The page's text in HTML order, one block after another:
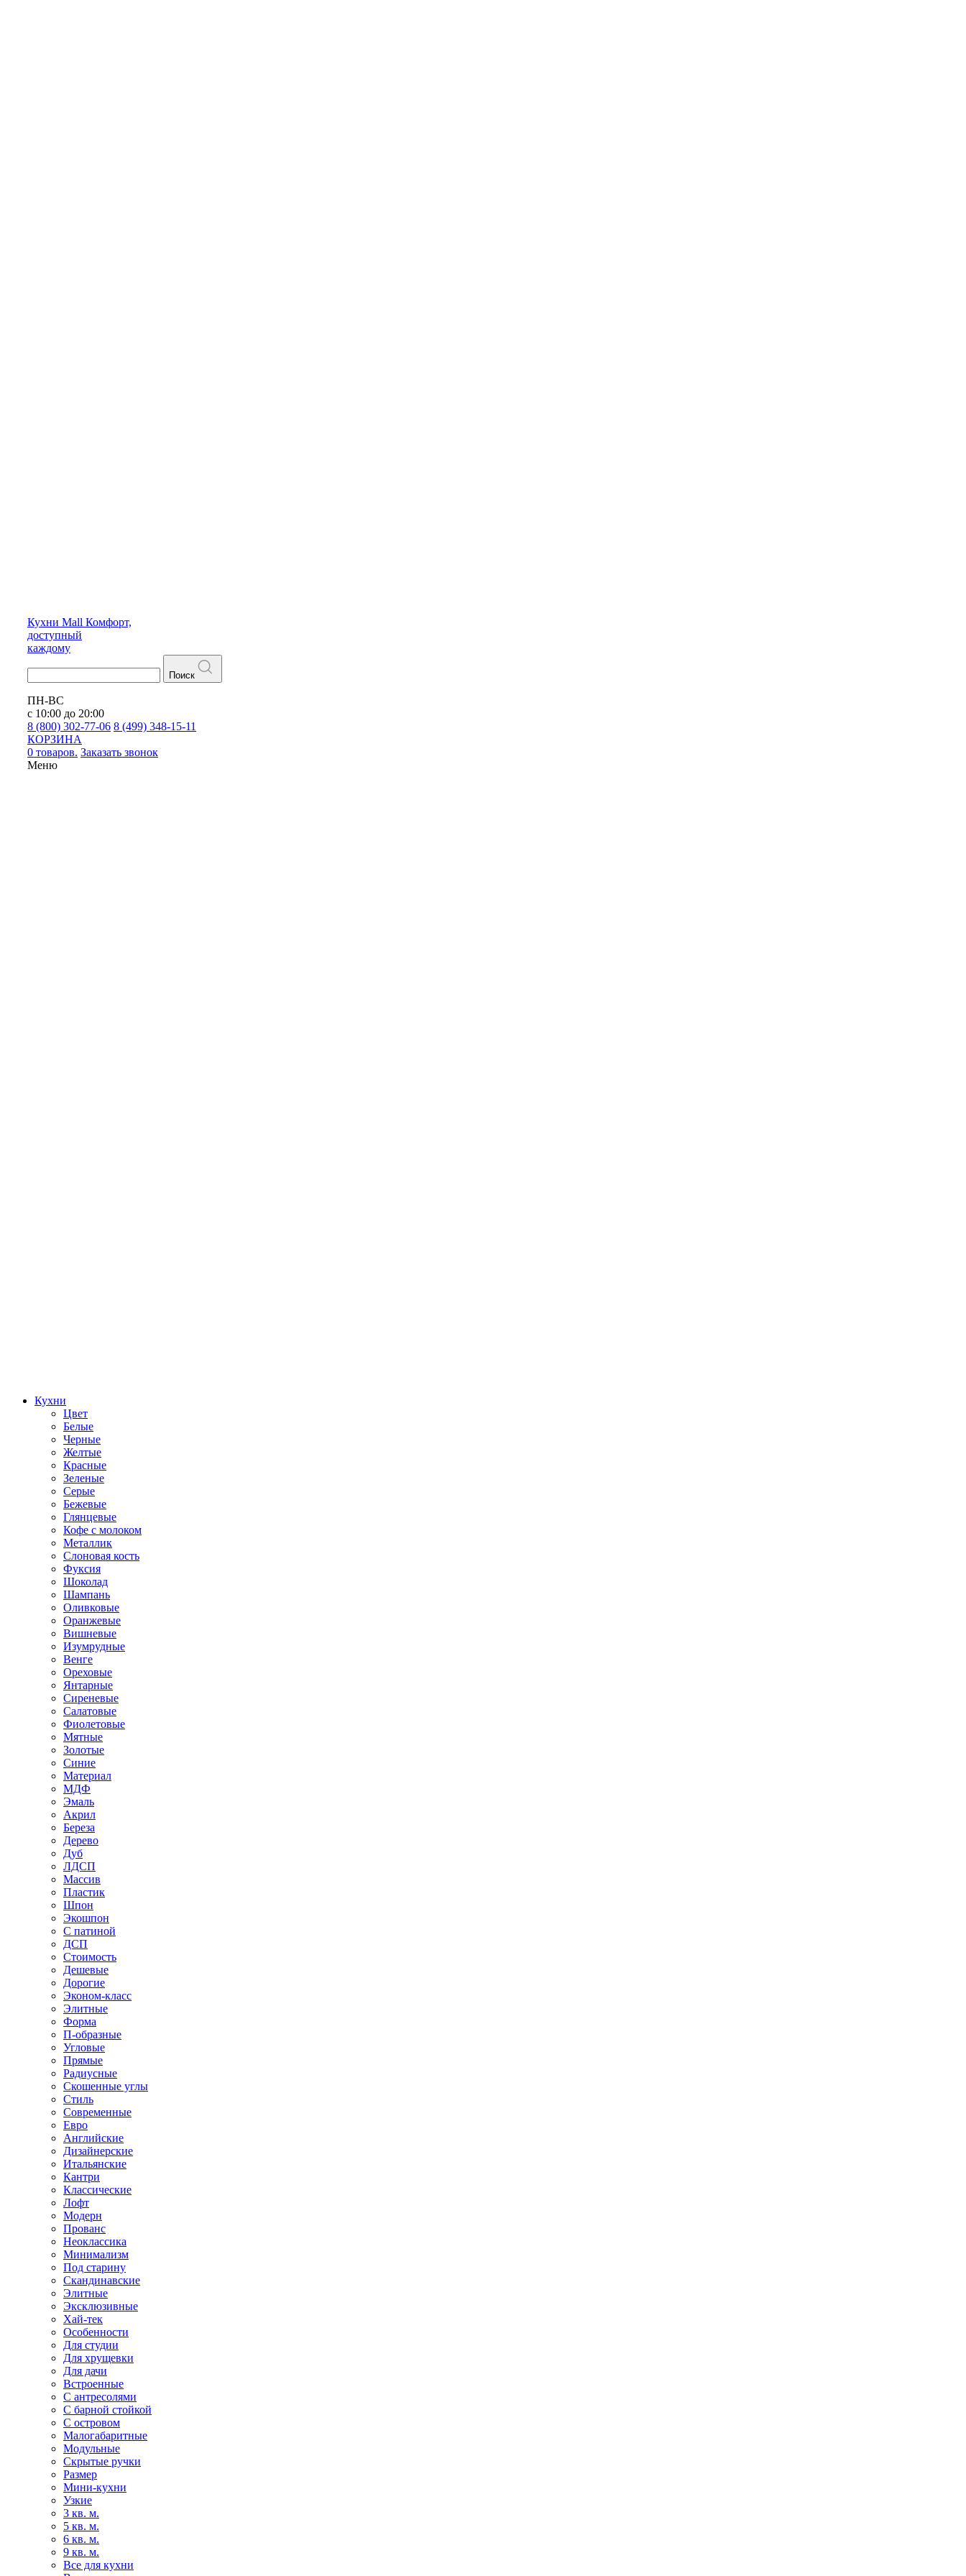
Кухни Mall Комфорт,
доступный
каждому
Поиск
ПН-ВС
с 10:00 до 20:00
8 (800) 302-77-06 8 (499) 348-15-11
КОРЗИНА
0 товаров. Заказать звонок
Меню
Кухни
Цвет
Белые
Черные
Желтые
Красные
Зеленые
Серые
Бежевые
Глянцевые
Кофе с молоком
Металлик
Слоновая кость
Фуксия
Шоколад
Шампань
Оливковые
Оранжевые
Вишневые
Изумрудные
Венге
Ореховые
Янтарные
Сиреневые
Салатовые
Фиолетовые
Мятные
Золотые
Синие
Материал
МДФ
Эмаль
Акрил
Береза
Дерево
Дуб
ЛДСП
Массив
Пластик
Шпон
Экошпон
С патиной
ДСП
Стоимость
Дешевые
Дорогие
Эконом-класс
Элитные
Форма
П-образные
Угловые
Прямые
Радиусные
Скошенные углы
Стиль
Современные
Евро
Английские
Дизайнерские
Итальянские
Кантри
Классические
Лофт
Модерн
Прованс
Неоклассика
Минимализм
Под старину
Скандинавские
Элитные
Эксклюзивные
Хай-тек
Особенности
Для студии
Для хрущевки
Для дачи
Встроенные
С антресолями
С барной стойкой
С островом
Малогабаритные
Модульные
Скрытые ручки
Размер
Мини-кухни
Узкие
3 кв. м.
5 кв. м.
6 кв. м.
9 кв. м.
Все для кухни